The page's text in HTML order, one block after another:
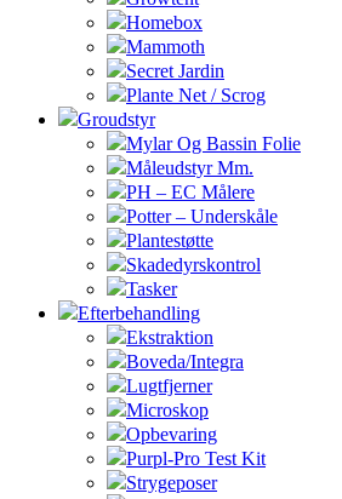
Homebox
Mammoth
Secret Jardin
Plante Net / Scrog
Groudstyr
Mylar Og Bassin Folie
Måleudstyr Mm.
PH – EC Målere
Potter – Underskåle
Plantestøtte
Skadedyrskontrol
Tasker
Efterbehandling
Ekstraktion
Boveda/Integra
Lugtfjerner
Microskop
Opbevaring
Purpl-Pro Test Kit
Strygeposer